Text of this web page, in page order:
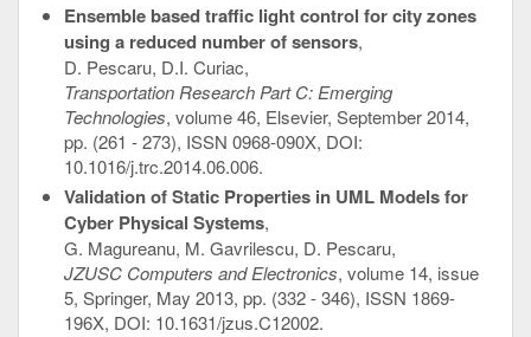
Ensemble based traffic light control for city zones
using a reduced number of sensors,
D. Pescaru, D.I. Curiac,
Transportation Research Part C: Emerging
Technologies, volume 46, Elsevier, September 2014,
pp. (261 - 273), ISSN 0968-090X, DOI:
10.1016/j.trc.2014.06.006.
Validation of Static Properties in UML Models for
Cyber Physical Systems,
G. Magureanu, M. Gavrilescu, D. Pescaru,
JZUSC Computers and Electronics, volume 14, issue
5, Springer, May 2013, pp. (332 - 346), ISSN 1869-
196X, DOI: 10.1631/jzus.C12002.